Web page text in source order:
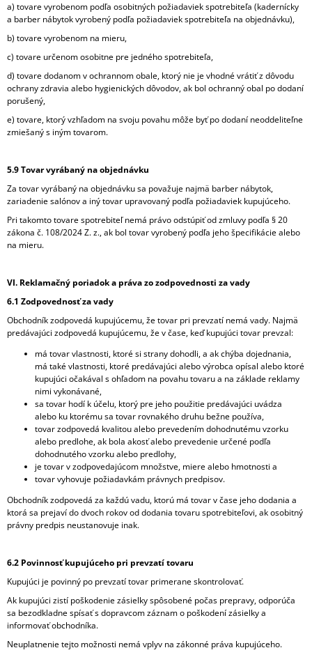
a) tovare vyrobenom podľa osobitných požiadaviek spotrebiteľa (kadernícky
a barber nábytok vyrobený podľa požiadaviek spotrebiteľa na objednávku),
b) tovare vyrobenom na mieru,
c) tovare určenom osobitne pre jedného spotrebiteľa,
d) tovare dodanom v ochrannom obale, ktorý nie je vhodné vrátiť z dôvodu
ochrany zdravia alebo hygienických dôvodov, ak bol ochranný obal po dodaní
porušený,
e) tovare, ktorý vzhľadom na svoju povahu môže byť po dodaní neoddeliteľne
zmiešaný s iným tovarom.
5.9 Tovar vyrábaný na objednávku
Za tovar vyrábaný na objednávku sa považuje najmä barber nábytok,
zariadenie salónov a iný tovar upravovaný podľa požiadaviek kupujúceho.
Pri takomto tovare spotrebiteľ nemá právo odstúpiť od zmluvy podľa § 20
zákona č. 108/2024 Z. z., ak bol tovar vyrobený podľa jeho špecifikácie alebo
na mieru.
VI. Reklamačný poriadok a práva zo zodpovednosti za vady
6.1 Zodpovednosť za vady
Obchodník zodpovedá kupujúcemu, že tovar pri prevzatí nemá vady. Najmä
predávajúci zodpovedá kupujúcemu, že v čase, keď kupujúci tovar prevzal:
má tovar vlastnosti, ktoré si strany dohodli, a ak chýba dojednania,
má také vlastnosti, ktoré predávajúci alebo výrobca opísal alebo ktoré
kupujúci očakával s ohľadom na povahu tovaru a na základe reklamy
nimi vykonávané,
sa tovar hodí k účelu, ktorý pre jeho použitie predávajúci uvádza
alebo ku ktorému sa tovar rovnakého druhu bežne používa,
tovar zodpovedá kvalitou alebo prevedením dohodnutému vzorku
alebo predlohe, ak bola akosť alebo prevedenie určené podľa
dohodnutého vzorku alebo predlohy,
je tovar v zodpovedajúcom množstve, miere alebo hmotnosti a
tovar vyhovuje požiadavkám právnych predpisov.
Obchodník zodpovedá za každú vadu, ktorú má tovar v čase jeho dodania a
ktorá sa prejaví do dvoch rokov od dodania tovaru spotrebiteľovi, ak osobitný
právny predpis neustanovuje inak.
6.2 Povinnosť kupujúceho pri prevzatí tovaru
Kupujúci je povinný po prevzatí tovar primerane skontrolovať.
Ak kupujúci zistí poškodenie zásielky spôsobené počas prepravy, odporúča
sa bezodkladne spísať s dopravcom záznam o poškodení zásielky a
informovať obchodníka.
Neuplatnenie tejto možnosti nemá vplyv na zákonné práva kupujúceho.